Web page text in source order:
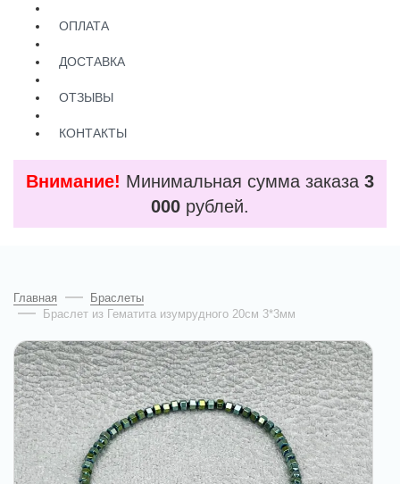
ОПЛАТА
ДОСТАВКА
ОТЗЫВЫ
КОНТАКТЫ
Внимание! Минимальная сумма заказа 3
000 рублей.
Главная
Браслеты
Браслет из Гематита изумрудного 20см 3*3мм